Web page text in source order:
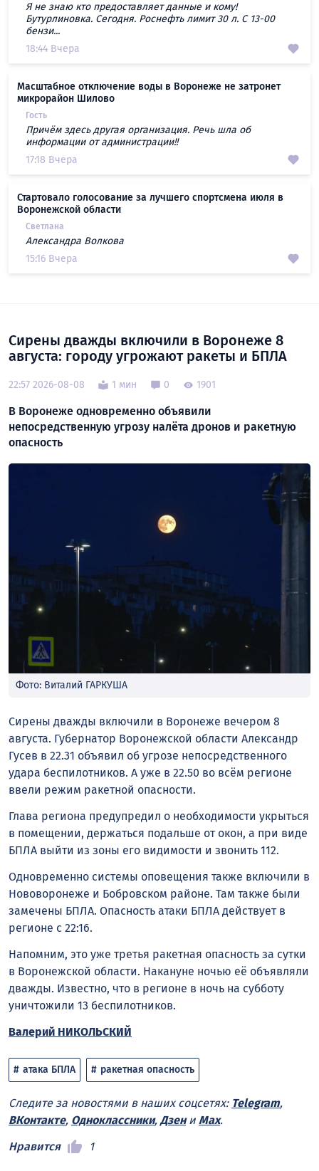
Я не знаю кто предоставляет данные и кому!
Бутурлиновка. Сегодня. Роснефть лимит 30 л. С 13-00
бензи...
18:44 Вчера
Масштабное отключение воды в Воронеже не затронет
микрорайон Шилово
Гость
Причём здесь другая организация. Речь шла об
информации от администрации!!
17:18 Вчера
Стартовало голосование за лучшего спортсмена июля в
Воронежской области
Светлана
Александра Волкова
15:16 Вчера
Сирены дважды включили в Воронеже 8
августа: городу угрожают ракеты и БПЛА
22:57 2026-08-08 1 мин 0 1901
В Воронеже одновременно объявили
непосредственную угрозу налёта дронов и ракетную
опасность
Фото: Виталий ГАРКУША
Сирены дважды включили в Воронеже вечером 8
августа. Губернатор Воронежской области Александр
Гусев в 22.31 объявил об угрозе непосредственного
удара беспилотников. А уже в 22.50 во всём регионе
ввели режим ракетной опасности.
Глава региона предупредил о необходимости укрыться
в помещении, держаться подальше от окон, а при виде
БПЛА выйти из зоны его видимости и звонить 112.
Одновременно системы оповещения также включили в
Нововоронеже и Бобровском районе. Там также были
замечены БПЛА. Опасность атаки БПЛА действует в
регионе с 22:16.
Напомним, это уже третья ракетная опасность за сутки
в Воронежской области. Накануне ночью её объявляли
дважды. Известно, что в регионе в ночь на субботу
уничтожили 13 беспилотников.
Валерий НИКОЛЬСКИЙ
атака БПЛА ракетная опасность
Следите за новостями в наших соцсетях: Telegram,
ВКонтакте, Одноклассники, Дзени Max.
Нравится
1